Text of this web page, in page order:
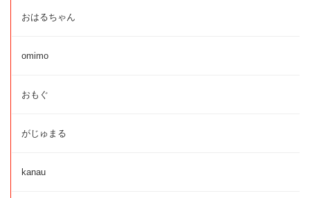
おはるちゃん
omimo
おもぐ
がじゅまる
kanau